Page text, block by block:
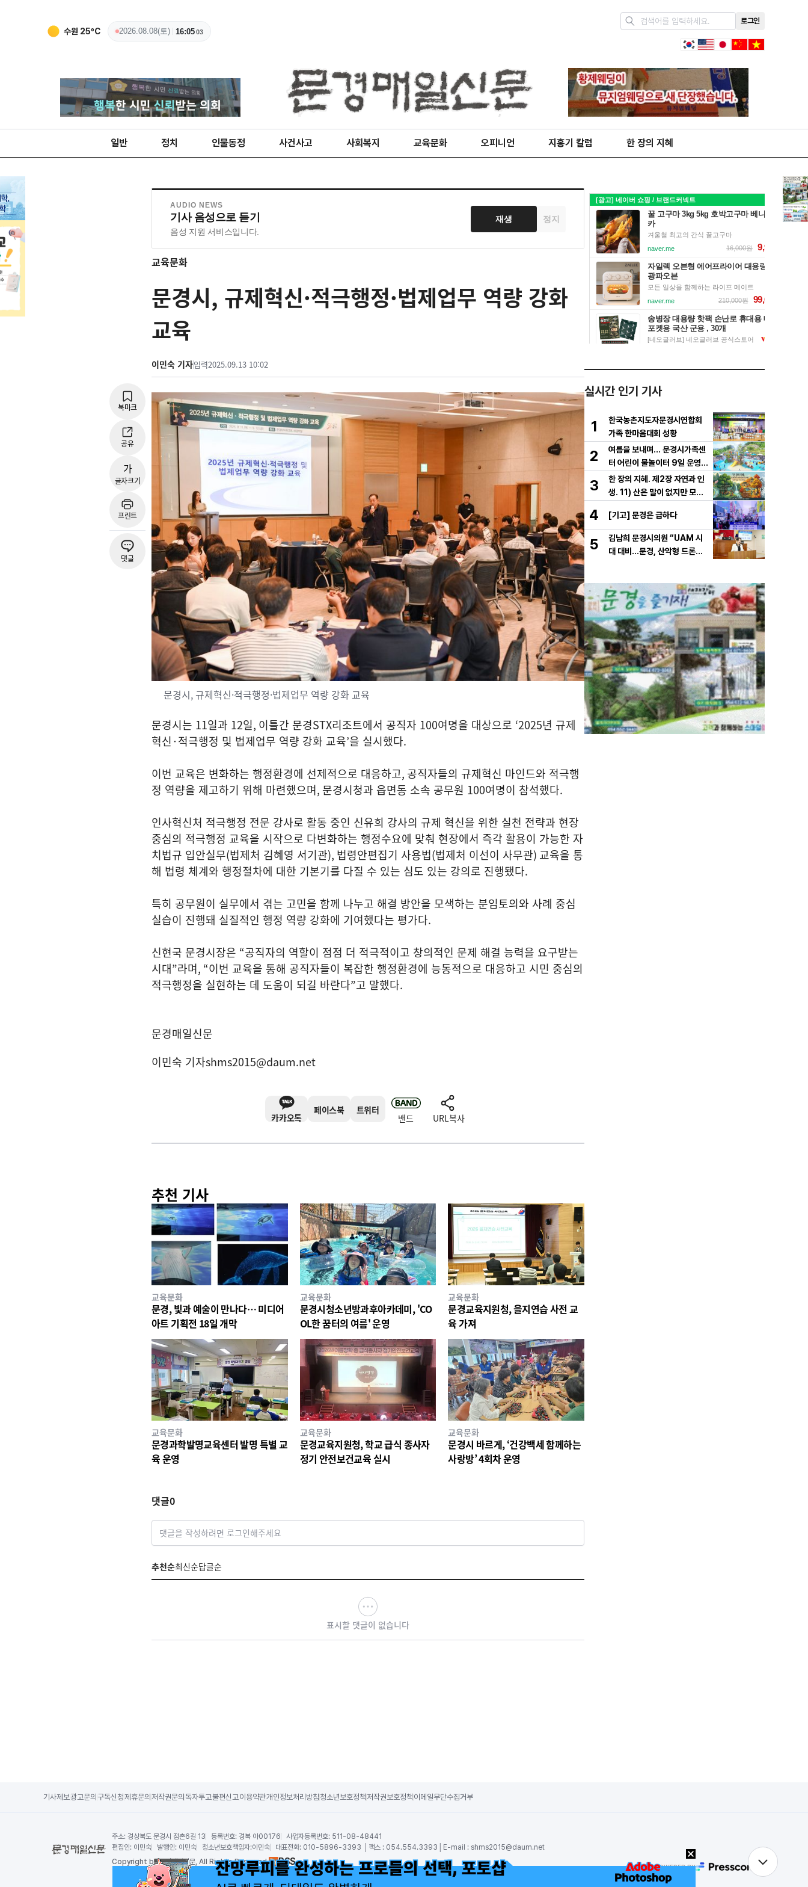
수원 25ºC 2026.08.08(토) 16:0504
로그인
일반 정치 인물동정 사건사고 사회복지 교육문화 오피니언 지홍기 칼럼 한 장의 지혜
AUDIO NEWS
기사 음성으로 듣기
음성 지원 서비스입니다.
재생 정지
교육문화
문경시, 규제혁신·적극행정·법제업무 역량 강화
교육
이민숙 기자입력2025.09.13 10:02
북마크
공유
가
글자크기
프린트
댓글
문경시, 규제혁신·적극행정·법제업무 역량 강화 교육
문경시는 11일과 12일, 이틀간 문경STX리조트에서 공직자 100여명을 대상으로 ‘2025년 규제
혁신·적극행정 및 법제업무 역량 강화 교육’을 실시했다.
이번 교육은 변화하는 행정환경에 선제적으로 대응하고, 공직자들의 규제혁신 마인드와 적극행
정 역량을 제고하기 위해 마련했으며, 문경시청과 읍면동 소속 공무원 100여명이 참석했다.
인사혁신처 적극행정 전문 강사로 활동 중인 신유희 강사의 규제 혁신을 위한 실천 전략과 현장
중심의 적극행정 교육을 시작으로 다변화하는 행정수요에 맞춰 현장에서 즉각 활용이 가능한 자
치법규 입안실무(법제처 김혜영 서기관), 법령안편집기 사용법(법제처 이선이 사무관) 교육을 통
해 법령 체계와 행정절차에 대한 기본기를 다질 수 있는 심도 있는 강의로 진행됐다.
특히 공무원이 실무에서 겪는 고민을 함께 나누고 해결 방안을 모색하는 분임토의와 사례 중심
실습이 진행돼 실질적인 행정 역량 강화에 기여했다는 평가다.
신현국 문경시장은 “공직자의 역할이 점점 더 적극적이고 창의적인 문제 해결 능력을 요구받는
시대”라며, “이번 교육을 통해 공직자들이 복잡한 행정환경에 능동적으로 대응하고 시민 중심의
적극행정을 실현하는 데 도움이 되길 바란다”고 말했다.
문경매일신문
이민숙 기자shms2015@daum.net
카카오톡
페이스북 트위터
밴드 URL복사
추천 기사
교육문화
문경, 빛과 예술이 만나다… 미디어
아트 기획전 18일 개막
교육문화
문경시청소년방과후아카데미, 'CO
OL한 꿈터의 여름' 운영
교육문화
문경교육지원청, 을지연습 사전 교
육 가져
교육문화
문경과학발명교육센터 발명 특별 교
육 운영
교육문화
문경교육지원청, 학교 급식 종사자
정기 안전보건교육 실시
교육문화
문경시 바르게, ‘건강백세 함께하는
사랑방’ 4회차 운영
댓글0
댓글을 작성하려면 로그인해주세요
추천순최신순답글순
표시할 댓글이 없습니다
실시간 인기 기사
1
한국농촌지도자문경시연합회
가족 한마음대회 성황
2
여름을 보내며… 문경시가족센
터 어린이 물놀이터 9일 운영
마무리
3
한 장의 지혜. 제2장 자연과 인
생. 11) 산은 말이 없지만 모든
4 [기고] 문경은 급하다
5
김남희 문경시의원 “UAM 시
대 대비…문경, 산악형 드론산
기사제보광고문의 구독신청제휴문의 저작권문의 독자투고불편신고이용약관개인정보처리방침 청소년보호정책저작권보호정책 이메일무단수집거부
주소: 경상북도 문경시 점촌6길 13 등록번호: 경북 아00176 사업자등록번호: 511-08-48441
편집인: 이민숙 발행인: 이민숙 청소년보호책임자:이민숙 대표전화: 010-5896-3393 │팩스 : 054.554.3393│E-mail : shms2015@daum.net
Copyright by 문경매일신문, All Rights Reserved. RSS POWERED BY